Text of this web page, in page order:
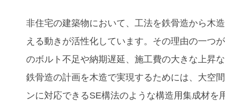
非住宅の建築物において、工法を鉄骨造から木
える動きが活性化しています。その理由の一つ
のボルト不足や納期遅延、施工費の大きな上昇
鉄骨造の計画を木造で実現するためには、大空
ンに対応できるSE構法のような構造用集成材を